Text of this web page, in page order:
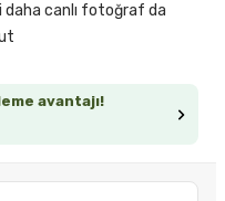
avantajı!
daha canlı fotoğraf da